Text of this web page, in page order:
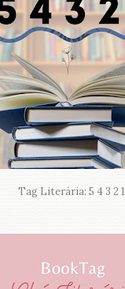
Tag Literária: 5 4 3 2 1